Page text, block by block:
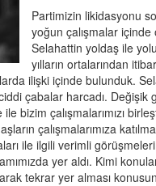
Partimizin likidasyonu
yoğun çalışmalar içinde
Selahattin yoldaş ile
yılların ortalarından
ilişki içinde bulunduk.
çabalar harcadı. Değişik
bizim çalışmalarımızı
çalışmalarımıza
ile ilgili verimli
yer aldı. Kimi
tekrar yer alması